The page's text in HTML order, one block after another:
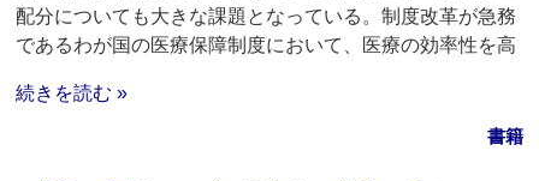
配分についても大きな課題となっている。制度改革が急務
であるわが国の医療保障制度において、医療の効率性を高
続きを読む »
書籍